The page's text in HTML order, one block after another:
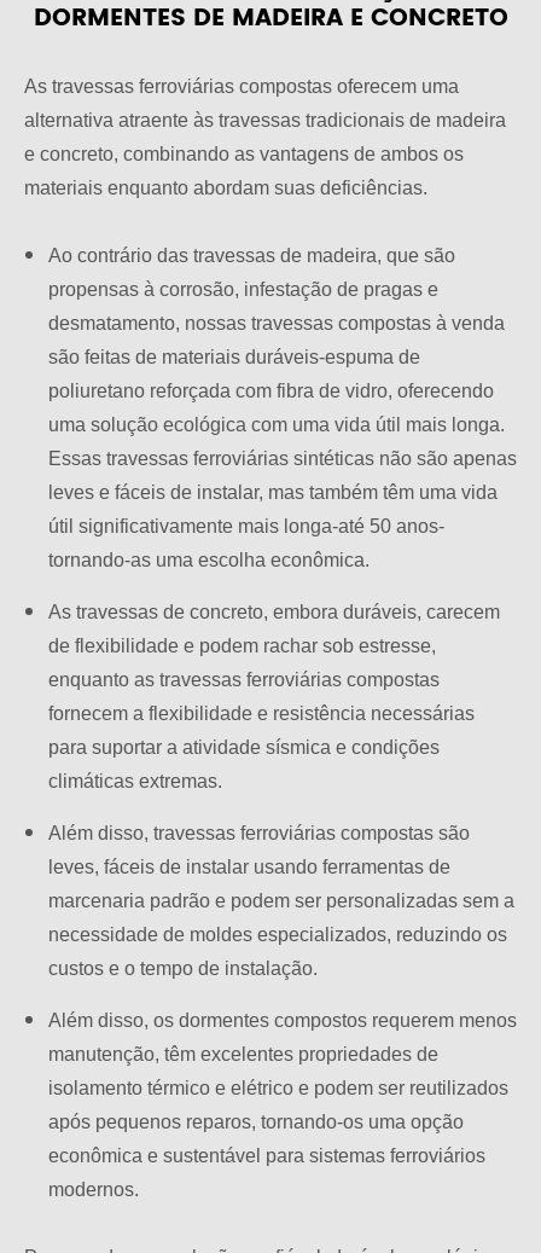
DORMENTES DE MADEIRA E CONCRETO
As travessas ferroviárias compostas oferecem uma
alternativa atraente às travessas tradicionais de madeira
e concreto, combinando as vantagens de ambos os
materiais enquanto abordam suas deficiências.
Ao contrário das travessas de madeira, que são
propensas à corrosão, infestação de pragas e
desmatamento, nossas travessas compostas à venda
são feitas de materiais duráveis-espuma de
poliuretano reforçada com fibra de vidro, oferecendo
uma solução ecológica com uma vida útil mais longa.
Essas travessas ferroviárias sintéticas não são apenas
leves e fáceis de instalar, mas também têm uma vida
útil significativamente mais longa-até 50 anos-
tornando-as uma escolha econômica.
As travessas de concreto, embora duráveis, carecem
de flexibilidade e podem rachar sob estresse,
enquanto as travessas ferroviárias compostas
fornecem a flexibilidade e resistência necessárias
para suportar a atividade sísmica e condições
climáticas extremas.
Além disso, travessas ferroviárias compostas são
leves, fáceis de instalar usando ferramentas de
marcenaria padrão e podem ser personalizadas sem a
necessidade de moldes especializados, reduzindo os
custos e o tempo de instalação.
Além disso, os dormentes compostos requerem menos
manutenção, têm excelentes propriedades de
isolamento térmico e elétrico e podem ser reutilizados
após pequenos reparos, tornando-os uma opção
econômica e sustentável para sistemas ferroviários
modernos.